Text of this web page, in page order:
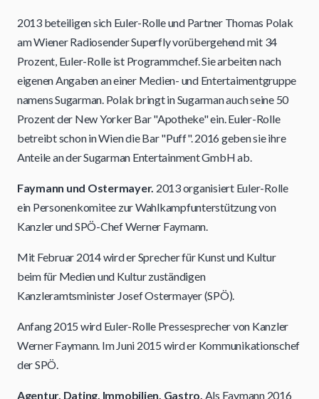
2013 beteiligen sich Euler-Rolle und Partner Thomas Polak
am Wiener Radiosender Superfly vorübergehend mit 34
Prozent, Euler-Rolle ist Programmchef. Sie arbeiten nach
eigenen Angaben an einer Medien- und Entertaimentgruppe
namens Sugarman. Polak bringt in Sugarman auch seine 50
Prozent der New Yorker Bar "Apotheke" ein. Euler-Rolle
betreibt schon in Wien die Bar "Puff". 2016 geben sie ihre
Anteile an der Sugarman Entertainment GmbH ab.
Faymann und Ostermayer. 2013 organisiert Euler-Rolle
ein Personenkomitee zur Wahlkampfunterstützung von
Kanzler und SPÖ-Chef Werner Faymann.
Mit Februar 2014 wird er Sprecher für Kunst und Kultur
beim für Medien und Kultur zuständigen
Kanzleramtsminister Josef Ostermayer (SPÖ).
Anfang 2015 wird Euler-Rolle Pressesprecher von Kanzler
Werner Faymann. Im Juni 2015 wird er Kommunikationschef
der SPÖ.
Agentur, Dating, Immobilien, Gastro. Als Faymann 2016